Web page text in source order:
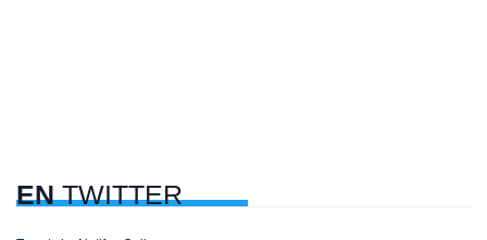
ENTWITTER